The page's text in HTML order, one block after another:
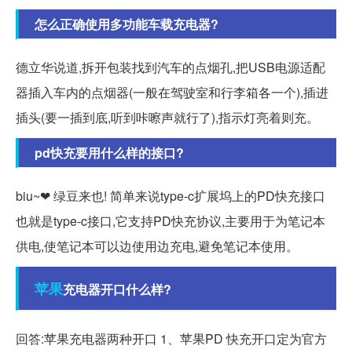
怎么正确使用多功能车载充电器?
德立华说道,拆开包装找到汽车的点烟孔,把USB电源适配
器插入车内的点烟器(一般在驾驶室和行李箱各一个),插进
插头(要一插到底,听到咔嚓声就行了),指示灯亮着则充。
pd快充要用什么样的接口?
biu~❤ 绿豆来也! 简单来说type-c扩展坞上的PD快充接口
也就是type-c接口,它支持PD快充协议,主要用于为笔记本
供电,使笔记本可以边使用边充电,避免笔记本使用。
苹果充电器开口什么样?
回答:苹果充电器两种开口 1、苹果PD 快充开口定为官方